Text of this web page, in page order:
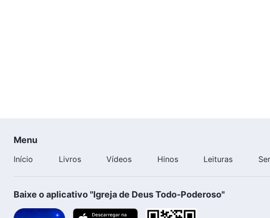
Menu
Início Livros Vídeos Hinos Leituras
Baixe o aplicativo "Igreja de Deus Todo-Poderoso"